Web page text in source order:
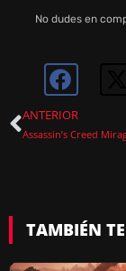
No dudes en
ANTERIOR
TAMBIÉN